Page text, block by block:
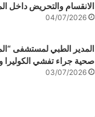
الانقسام والتحريض داخل
04/07/2026
المدير الطبي لمستشفى
صحية جراء تفشي الكوليرا
03/07/2026